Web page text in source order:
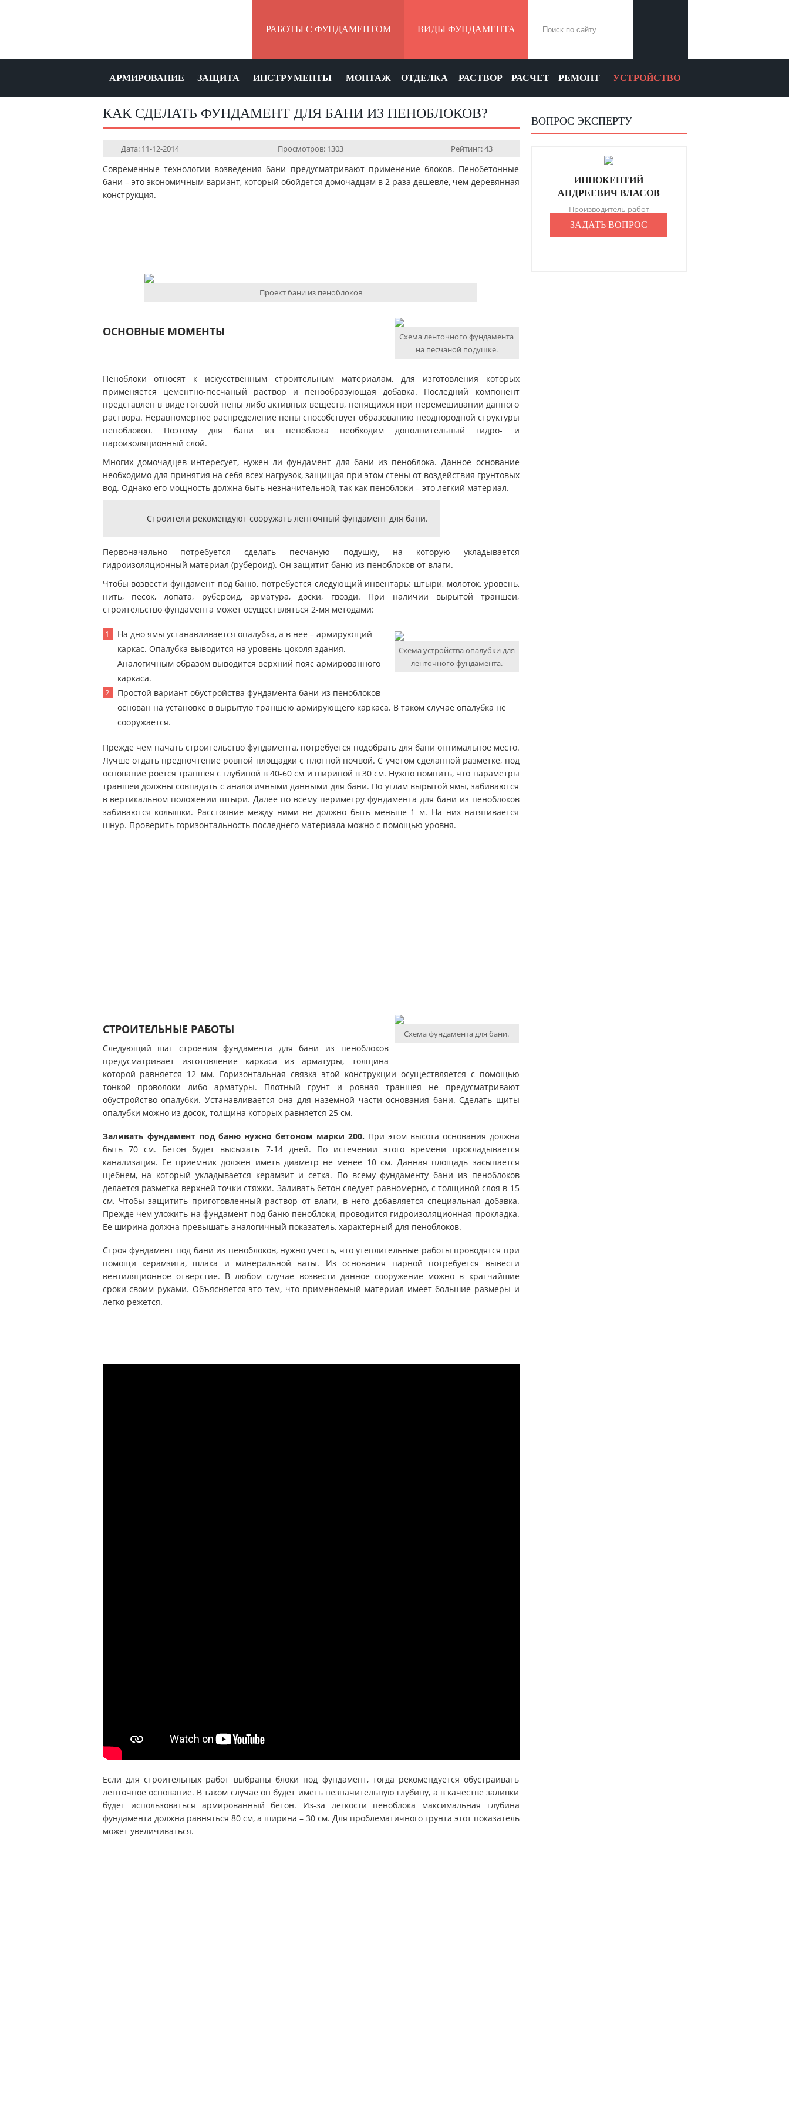
АРМИРОВАНИЕ ЗАЩИТА ИНСТРУМЕНТЫ МОНТАЖ ОТДЕЛКА РАСТВОР РАСЧЕТ РЕМОНТ УСТРОЙСТВО
РАБОТЫ С ФУНДАМЕНТОМ ВИДЫ ФУНДАМЕНТА
КАК СДЕЛАТЬ ФУНДАМЕНТ ДЛЯ БАНИ ИЗ ПЕНОБЛОКОВ?
Дата: 11-12-2014 Просмотров: 1303 Рейтинг: 43
Современные технологии возведения бани предусматривают применение блоков. Пенобетонные
бани – это экономичным вариант, который обойдется домочадцам в 2 раза дешевле, чем деревянная
конструкция.
Проект бани из пеноблоков
ОСНОВНЫЕ МОМЕНТЫ
Схема ленточного фундамента
на песчаной подушке.
Пеноблоки относят к искусственным строительным материалам, для изготовления которых
применяется цементно-песчаный раствор и пенообразующая добавка. Последний компонент
представлен в виде готовой пены либо активных веществ, пенящихся при перемешивании данного
раствора. Неравномерное распределение пены способствует образованию неоднородной структуры
пеноблоков. Поэтому для бани из пеноблока необходим дополнительный гидро- и
пароизоляционный слой.
Многих домочадцев интересует, нужен ли фундамент для бани из пеноблока. Данное основание
необходимо для принятия на себя всех нагрузок, защищая при этом стены от воздействия грунтовых
вод. Однако его мощность должна быть незначительной, так как пеноблоки – это легкий материал.
Строители рекомендуют сооружать ленточный фундамент для бани.
Первоначально потребуется сделать песчаную подушку, на которую укладывается
гидроизоляционный материал (рубероид). Он защитит баню из пеноблоков от влаги.
Чтобы возвести фундамент под баню, потребуется следующий инвентарь: штыри, молоток, уровень,
нить, песок, лопата, рубероид, арматура, доски, гвозди. При наличии вырытой траншеи,
строительство фундамента может осуществляться 2-мя методами:
Схема устройства опалубки для
ленточного фундамента.
На дно ямы устанавливается опалубка, а в нее – армирующий
каркас. Опалубка выводится на уровень цоколя здания.
Аналогичным образом выводится верхний пояс армированного
каркаса.
Простой вариант обустройства фундамента бани из пеноблоков
основан на установке в вырытую траншею армирующего каркаса. В таком случае опалубка не
сооружается.
Прежде чем начать строительство фундамента, потребуется подобрать для бани оптимальное место.
Лучше отдать предпочтение ровной площадки с плотной почвой. С учетом сделанной разметке, под
основание роется траншея с глубиной в 40-60 см и шириной в 30 см. Нужно помнить, что параметры
траншеи должны совпадать с аналогичными данными для бани. По углам вырытой ямы, забиваются
в вертикальном положении штыри. Далее по всему периметру фундамента для бани из пеноблоков
забиваются колышки. Расстояние между ними не должно быть меньше 1 м. На них натягивается
шнур. Проверить горизонтальность последнего материала можно с помощью уровня.
СТРОИТЕЛЬНЫЕ РАБОТЫ Схема фундамента для бани.
Следующий шаг строения фундамента для бани из пеноблоков
предусматривает изготовление каркаса из арматуры, толщина
которой равняется 12 мм. Горизонтальная связка этой конструкции осуществляется с помощью
тонкой проволоки либо арматуры. Плотный грунт и ровная траншея не предусматривают
обустройство опалубки. Устанавливается она для наземной части основания бани. Сделать щиты
опалубки можно из досок, толщина которых равняется 25 см.
Заливать фундамент под баню нужно бетоном марки 200. При этом высота основания должна
быть 70 см. Бетон будет высыхать 7-14 дней. По истечении этого времени прокладывается
канализация. Ее приемник должен иметь диаметр не менее 10 см. Данная площадь засыпается
щебнем, на который укладывается керамзит и сетка. По всему фундаменту бани из пеноблоков
делается разметка верхней точки стяжки. Заливать бетон следует равномерно, с толщиной слоя в 15
см. Чтобы защитить приготовленный раствор от влаги, в него добавляется специальная добавка.
Прежде чем уложить на фундамент под баню пеноблоки, проводится гидроизоляционная прокладка.
Ее ширина должна превышать аналогичный показатель, характерный для пеноблоков.
Строя фундамент под бани из пеноблоков, нужно учесть, что утеплительные работы проводятся при
помощи керамзита, шлака и минеральной ваты. Из основания парной потребуется вывести
вентиляционное отверстие. В любом случае возвести данное сооружение можно в кратчайшие
сроки своим руками. Объясняется это тем, что применяемый материал имеет большие размеры и
легко режется.
Если для строительных работ выбраны блоки под фундамент, тогда рекомендуется обустраивать
ленточное основание. В таком случае он будет иметь незначительную глубину, а в качестве заливки
будет использоваться армированный бетон. Из-за легкости пеноблока максимальная глубина
фундамента должна равняться 80 см, а ширина – 30 см. Для проблематичного грунта этот показатель
может увеличиваться.
ВОПРОС ЭКСПЕРТУ
ИННОКЕНТИЙ
АНДРЕЕВИЧ ВЛАСОВ
Производитель работ
ЗАДАТЬ ВОПРОС